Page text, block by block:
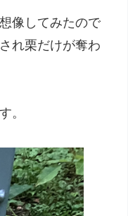
像してみたので
れ栗だけが奪わ
。